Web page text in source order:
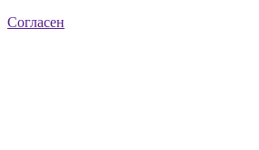
Согласен